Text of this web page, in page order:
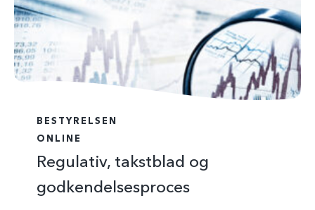
BESTYRELSEN
ONLINE
Regulativ, takstblad og
godkendelsesproces